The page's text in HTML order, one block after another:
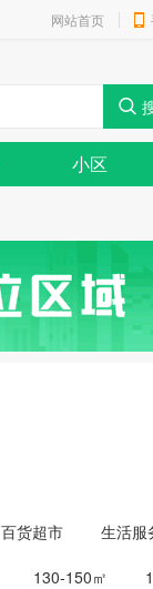
网站首页
小区
百货超市 生活服
130-150㎡